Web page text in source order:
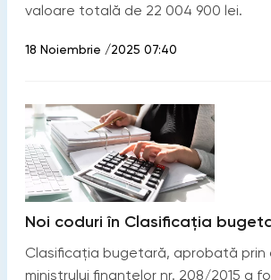
valoare totală de 22 004 900 lei.
18 Noiembrie /2025 07:40
Noi coduri în Clasificația
Clasificația bugetară, aprobată prin
ministrului finanțelor nr. 208/2015 a